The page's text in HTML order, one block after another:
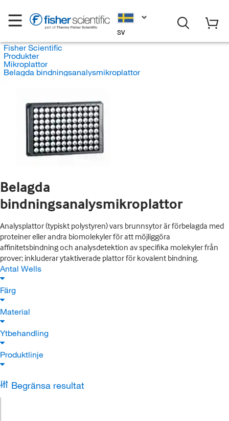
SV
Fisher Scientific
Produkter
Mikroplattor
Belagda bindningsanalysmikroplattor
Belagda
bindningsanalysmikroplattor
Analysplattor (typiskt polystyren) vars brunnsytor är förbelagda med
proteiner eller andra biomolekyler för att möjliggöra
affinitetsbindning och analysdetektion av specifika molekyler från
prover; inkluderar ytaktiverade plattor för kovalent bindning.
Antal Wells
Färg
Material
Ytbehandling
Produktlinje
Begränsa resultat